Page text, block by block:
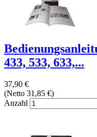
433, 533, 633,...
37,90 €
(Netto 31,85 €)
Anzahl